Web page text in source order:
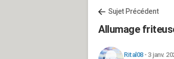
Sujet Précédent
Allumage
Rital08- 3 janv.